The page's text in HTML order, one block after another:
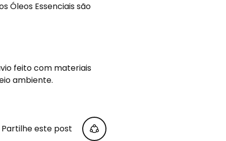
Óleos Essenciais são
feito com materiais
ambiente.
Partilhe este post